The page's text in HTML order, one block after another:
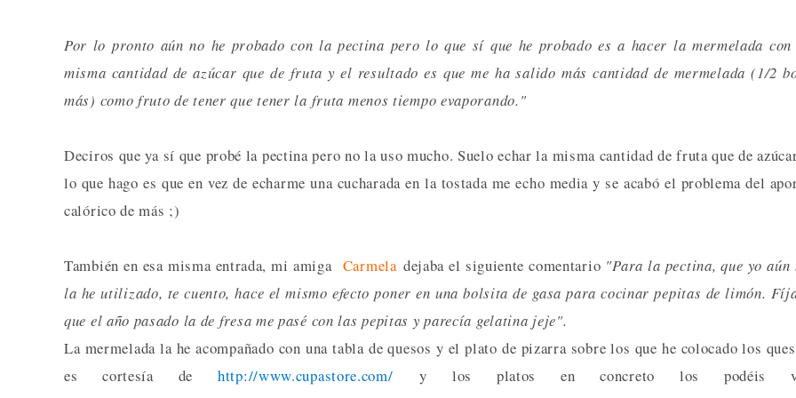
Por lo pronto aún no he probado con la pectina pero lo que sí que he probado es a hacer la mermelada
misma cantidad de azúcar que de fruta y el resultado es que me ha salido más cantidad de mermelada (1/2
más) como fruto de tener que tener la fruta menos tiempo evaporando."
Deciros que ya sí que probé la pectina pero no la uso mucho. Suelo echar la misma cantidad de fruta que de
lo que hago es que en vez de echarme una cucharada en la tostada me echo media y se acabó el problema del
calórico de más ;)
También en esa misma entrada, mi amiga Carmeladejaba el siguiente comentario "Para la pectina, que yo aún
la he utilizado, te cuento, hace el mismo efecto poner en una bolsita de gasa para cocinar pepitas de limón.
que el año pasado la de fresa me pasé con las pepitas y parecía gelatina jeje".
La mermelada la he acompañado con una tabla de quesos y el plato de pizarra sobre los que he colocado los
es cortesía dehttp://www.cupastore.com/ y los platos en concreto los podéis